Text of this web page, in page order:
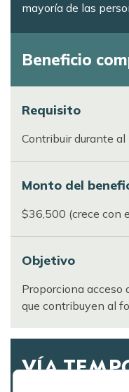
mayoría de las
Beneficio
Requisito
Contribuir durante
Monto del
$36,500 (crece con
Objetivo
Proporciona acceso
que contribuyen al
VÍA